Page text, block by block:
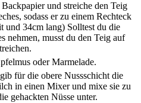
und streiche den Teig
sodass er zu einem Rechteck
und 34cm lang) Solltest du die
nehmen, musst du den Teig auf
oder Marmelade.
für die obere Nussschicht die
in einen Mixer und mixe sie zu
gehackten Nüsse unter.